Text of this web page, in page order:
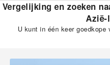
Vergelijking en zoeken
Azië-
U kunt in één keer